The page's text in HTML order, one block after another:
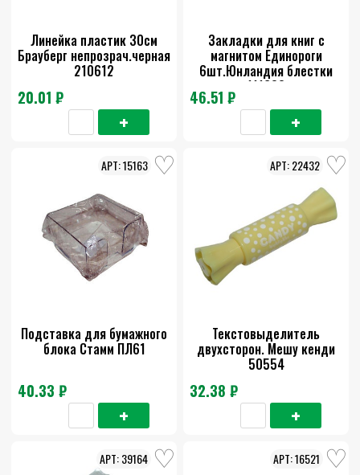
Линейка пластик 30см
Брауберг непрозрач.черная
210612
20.01 ₽
Закладки для книг с
магнитом Единороги
6шт.Юнландия блестки
111638
46.51 ₽
Подставка для бумажного
блока Стамм ПЛ61
40.33 ₽
15163
Текстовыделитель
двухсторон. Мешу кенди
50554
32.38 ₽
22432
39164 16521